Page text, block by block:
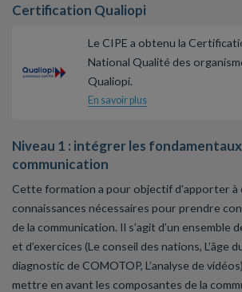
Certification Qualiopi
Le CIPE a obtenu la
National Qualité des
Qualiopi.
En savoir plus
Niveau 1 : intégrer les fondamentaux
communication
Cette formation a pour objectif d’apporter à
connaissances nécessaires pour prendre
de la communication. Il s’agit d’un ensemble
et d’exercices (Le conseil des nations, L’âge
diagnostic de COMOTOP, L’analyse de
mettre en avant les composantes de la